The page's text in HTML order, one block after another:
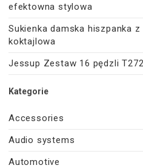
efektowna stylowa
Sukienka damska hiszpanka
koktajlowa
Jessup Zestaw 16 pędzli
Kategorie
Accessories
Audio systems
Automotive